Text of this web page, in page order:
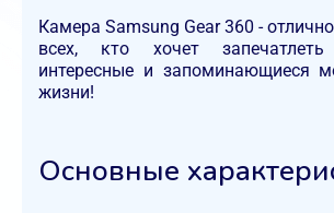
Камера Samsung Gear 360 -
всех, кто хочет
интересные и запоминающиеся
жизни!
Основные